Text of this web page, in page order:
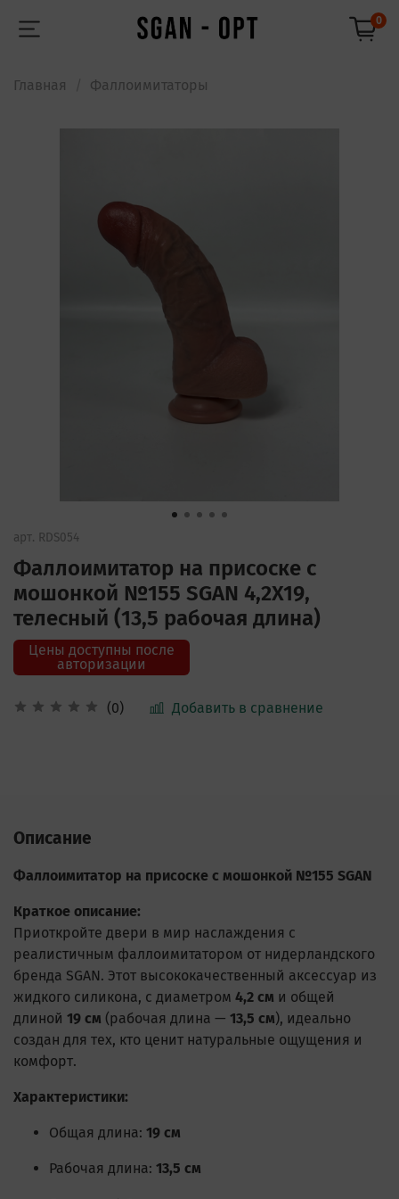
0
Главная Фаллоимитаторы
арт. RDS054
Фаллоимитатор на присоске с
мошонкой №155 SGAN 4,2X19,
телесный (13,5 рабочая длина)
(0) Добавить в сравнение
Цены доступны после
авторизации
Описание
Фаллоимитатор на присоске с мошонкой №155 SGAN
Краткое описание:
Приоткройте двери в мир наслаждения с
реалистичным фаллоимитатором от нидерландского
бренда SGAN. Этот высококачественный аксессуар из
жидкого силикона, с диаметром 4,2 см и общей
длиной 19 см (рабочая длина — 13,5 см), идеально
создан для тех, кто ценит натуральные ощущения и
комфорт.
Характеристики:
Общая длина: 19 см
Рабочая длина: 13,5 см